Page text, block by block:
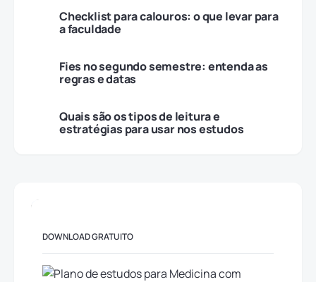
Checklist para calouros: o que levar para
a faculdade
Fies no segundo semestre: entenda as
regras e datas
Quais são os tipos de leitura e
estratégias para usar nos estudos
DOWNLOAD GRATUITO